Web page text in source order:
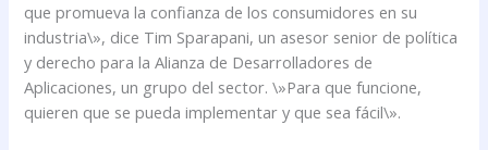
que promueva la confianza de los consumidores en su
industria\», dice Tim Sparapani, un asesor senior de política
y derecho para la Alianza de Desarrolladores de
Aplicaciones, un grupo del sector. \»Para que funcione,
quieren que se pueda implementar y que sea fácil\».